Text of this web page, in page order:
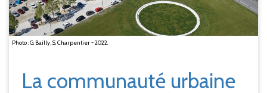
Photo : G. Bailly, S. Charpentier - 2022.
La communauté urbaine